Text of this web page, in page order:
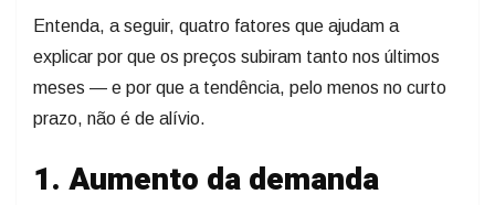
Entenda, a seguir, quatro fatores que ajudam a
explicar por que os preços subiram tanto nos últimos
meses — e por que a tendência, pelo menos no curto
prazo, não é de alívio.
1. Aumento da demanda